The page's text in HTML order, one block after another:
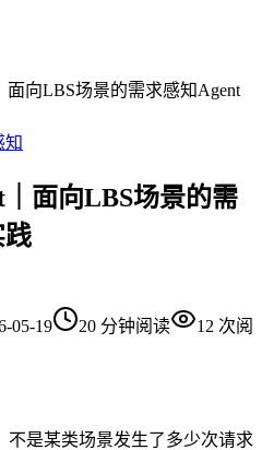
面向LBS场景的需求感知Agent
知
面向LBS场景的需
践
05-19 20 分钟阅读 12 次阅
是某类场景发生了多少次请求